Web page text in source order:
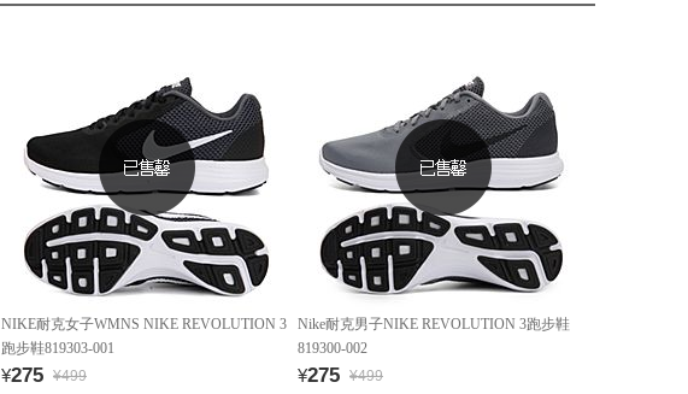
NIKE耐克女子WMNS NIKE REVOLUTION 3
跑步鞋819303-001
¥275 ¥499
Nike耐克男子NIKE REVOLUTION 3跑步鞋
819300-002
¥275 ¥499